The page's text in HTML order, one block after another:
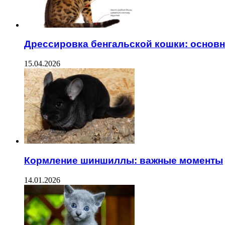
Дрессировка бенгальской кошки:
15.04.2026
Кормление шиншиллы: важные моменты
14.01.2026